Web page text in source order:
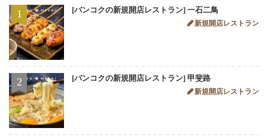
1 [バンコクの新規開店レストラン] 一石二鳥
新規開店レストラン
2 [バンコクの新規開店レストラン] 甲斐路
新規開店レストラン